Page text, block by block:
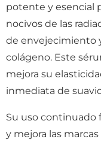
potente y esencial
nocivos de las
de envejecimiento
colágeno. Este
mejora su
inmediata de
Su uso continuado
y mejora las